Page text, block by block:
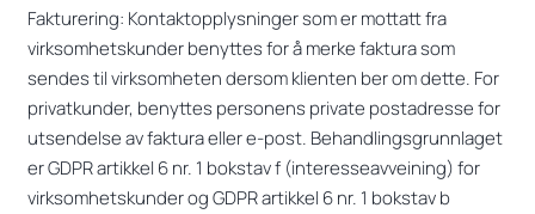
Fakturering: Kontaktopplysninger som er mottatt fra
virksomhetskunder benyttes for å merke faktura som
sendes til virksomheten dersom klienten ber om dette. For
privatkunder, benyttes personens private postadresse for
utsendelse av faktura eller e-post. Behandlingsgrunnlaget
er GDPR artikkel 6 nr. 1 bokstav f (interesseavveining) for
virksomhetskunder og GDPR artikkel 6 nr. 1 bokstav b